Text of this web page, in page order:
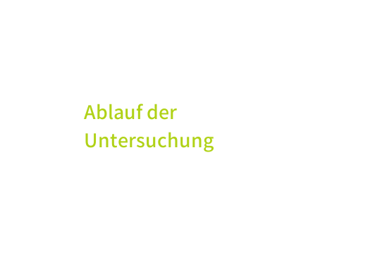
Ablauf der
Untersuchung